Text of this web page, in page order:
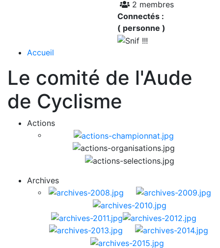
2 membres
Connectés :
( personne )
Accueil
Le comité de l'Aude
de Cyclisme
Actions
Archives